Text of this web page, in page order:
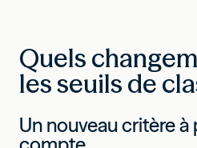
Quels
les seuils de
Un nouveau critère à